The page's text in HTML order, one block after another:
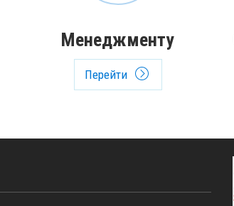
Менеджменту
Перейти